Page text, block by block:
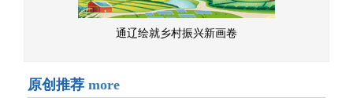
通辽绘就乡村振兴新画卷
原创推荐 more